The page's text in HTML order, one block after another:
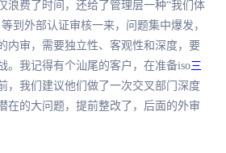
浪费了时间，还给了管理层一种“我们体
到外部认证审核一来，问题集中爆发，
内审，需要独立性、客观性和深度，要
。我记得有个汕尾的客户，在准备iso三
，我们建议他们做了一次交叉部门深度
在的大问题，提前整改了，后面的外审